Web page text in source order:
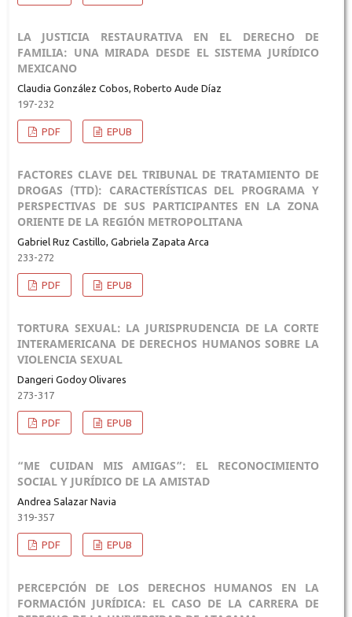
LA JUSTICIA RESTAURATIVA EN EL DERECHO DE
FAMILIA: UNA MIRADA DESDE EL SISTEMA JURÍDICO
MEXICANO
Claudia González Cobos, Roberto Aude Díaz
197-232
PDF EPUB
FACTORES CLAVE DEL TRIBUNAL DE TRATAMIENTO DE
DROGAS (TTD): CARACTERÍSTICAS DEL PROGRAMA Y
PERSPECTIVAS DE SUS PARTICIPANTES EN LA ZONA
ORIENTE DE LA REGIÓN METROPOLITANA
Gabriel Ruz Castillo, Gabriela Zapata Arca
233-272
PDF EPUB
TORTURA SEXUAL: LA JURISPRUDENCIA DE LA CORTE
INTERAMERICANA DE DERECHOS HUMANOS SOBRE LA
VIOLENCIA SEXUAL
Dangeri Godoy Olivares
273-317
PDF EPUB
“ME CUIDAN MIS AMIGAS”: EL RECONOCIMIENTO
SOCIAL Y JURÍDICO DE LA AMISTAD
Andrea Salazar Navia
319-357
PDF EPUB
PERCEPCIÓN DE LOS DERECHOS HUMANOS EN LA
FORMACIÓN JURÍDICA: EL CASO DE LA CARRERA DE